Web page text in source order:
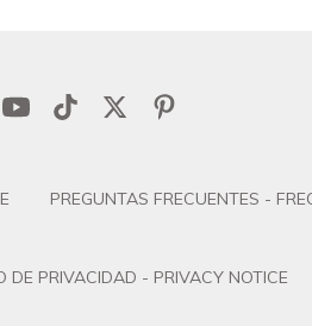
PREGUNTAS FRECUENTES -
DE PRIVACIDAD - PRIVACY NOTICE